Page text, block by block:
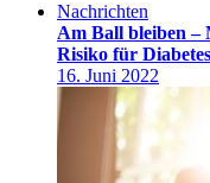
Nachrichten
Am Ball bleiben –
Risiko für
16. Juni 2022